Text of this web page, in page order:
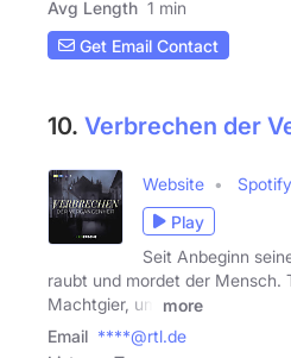
Avg Length 1 min
Get Email Contact
10. Verbrechen der
Website Spotify
Play
Seit Anbeginn
raubt und mordet der Mensch.
Machtgier, um
more
Email ****@rtl.de